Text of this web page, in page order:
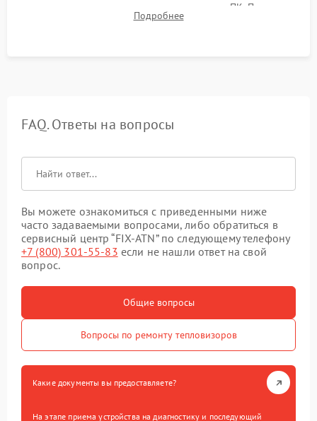
термограмм в память и передачи данных на ПК. Проверка
автономности работы и итоговый контроль качества.
Подробнее
FAQ. Ответы на вопросы
Вы можете ознакомиться с приведенными ниже
часто задаваемыми вопросами, либо обратиться в
сервисный центр “FIX-ATN” по следующему телефону
+7 (800) 301-55-83 если не нашли ответ на свой
вопрос.
Общие вопросы
Вопросы по ремонту тепловизоров
Какие документы вы предоставляете?
На этапе приема устройства на диагностику и последующий